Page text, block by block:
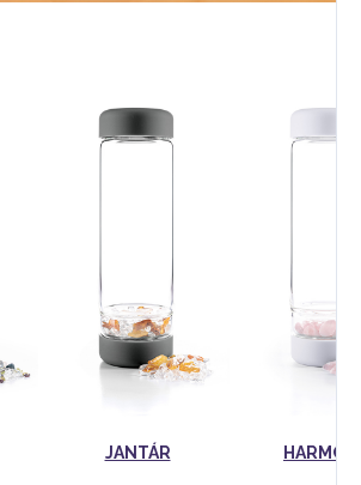
JANTÁR